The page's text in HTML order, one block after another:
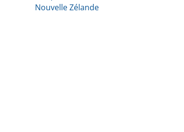
Nouvelle Zélande